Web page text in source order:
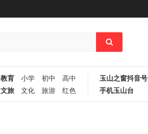
教育 小学 初中
高中
文旅
文化 旅游 红色
玉山之窗抖音号
手机玉山台